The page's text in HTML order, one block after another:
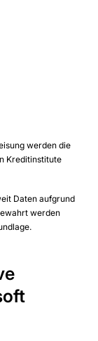
werden die
Kreditinstitute
Daten aufgrund
werden